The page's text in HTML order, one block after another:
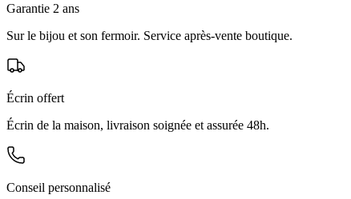
Garantie 2 ans
Sur le bijou et son fermoir. Service après-vente boutique.
Écrin offert
Écrin de la maison, livraison soignée et assurée 48h.
Conseil personnalisé